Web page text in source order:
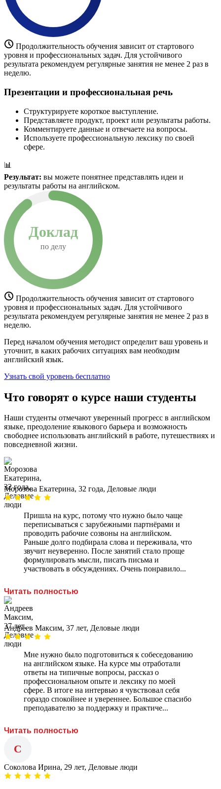
Продолжительность обучения зависит от стартового
уровня и профессиональных задач. Для устойчивого
результата рекомендуем регулярные занятия не менее 2 раз в
неделю.
Презентации и профессиональная речь
Структурируете короткое выступление.
Представляете продукт, проект или результаты работы.
Комментируете данные и отвечаете на вопросы.
Используете профессиональную лексику по своей
сфере.
📊
Результат: вы можете понятнее представлять идеи и
результаты работы на английском.
Доклад
по делу
Продолжительность обучения зависит от стартового
уровня и профессиональных задач. Для устойчивого
результата рекомендуем регулярные занятия не менее 2 раз в
неделю.
Перед началом обучения методист определит ваш уровень и
уточнит, в каких рабочих ситуациях вам необходим
английский язык.
Узнать свой уровень бесплатно
Что говорят о курсе наши студенты
Наши студенты отмечают уверенный прогресс в английском
языке, преодоление языкового барьера и возможность
свободнее использовать английский в работе, путешествиях и
повседневной жизни.
Морозова Екатерина, 32 года, Деловые люди
Пришла на курс, потому что нужно было чаще
переписываться с зарубежными партнёрами и
проводить рабочие созвоны на английском.
Раньше долго подбирала слова и переживала, что
звучит неуверенно. После занятий стало проще
формулировать мысли, писать письма и
участвовать в обсуждениях. Очень понравило...
Читать полностью
Андреев Максим, 37 лет, Деловые люди
Мне нужно было подготовиться к собеседованию
на английском языке. На курсе мы отработали
ответы на типичные вопросы, рассказ о
профессиональном опыте и лексику по моей
сфере. В итоге на интервью я чувствовал себя
гораздо спокойнее и увереннее. Большое спасибо
преподавателю за поддержку и практиче...
Читать полностью
С
Соколова Ирина, 29 лет, Деловые люди